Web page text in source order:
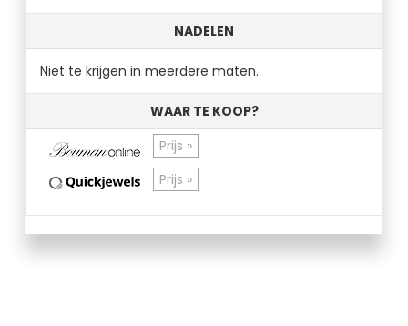
NADELEN
Niet te krijgen in meerdere maten.
WAAR TE KOOP?
Prijs »
Prijs »